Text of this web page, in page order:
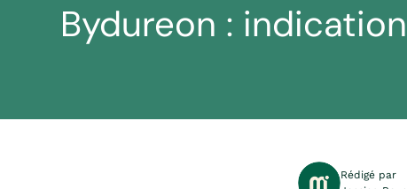
Bydureon :
Rédigé par